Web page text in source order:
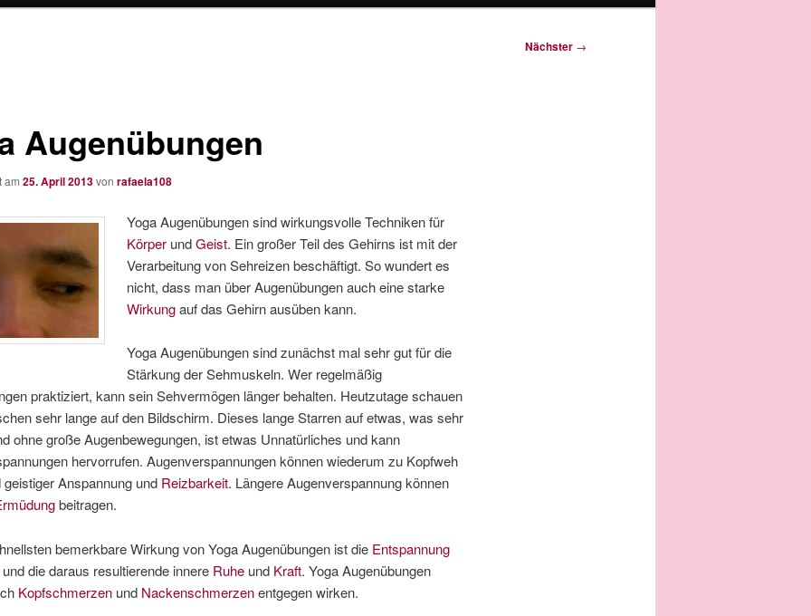
Nächster →
Augenübungen
am 25. April 2013von rafaela108
Yoga Augenübungen sind wirkungsvolle Techniken für
Körper undGeist. Ein großer Teil des Gehirns ist mit der
Verarbeitung von Sehreizen beschäftigt. So wundert es
nicht, dass man über Augenübungen auch eine starke
Wirkungauf das Gehirn ausüben kann.
Yoga Augenübungen sind zunächst mal sehr gut für die
Stärkung der Sehmuskeln. Wer regelmäßig
praktiziert, kann sein Sehvermögen länger behalten. Heutzutage schauen
sehr lange auf den Bildschirm. Dieses lange Starren auf etwas, was sehr
ohne große Augenbewegungen, ist etwas Unnatürliches und kann
hervorrufen. Augenverspannungen können wiederum zu Kopfweh
geistiger Anspannung und Reizbarkeit. Längere Augenverspannung können
beitragen.
bemerkbare Wirkung von Yoga Augenübungen ist die Entspannung
die daraus resultierende innere Ruheund Kraft. Yoga Augenübungen
Kopfschmerzenund Nackenschmerzenentgegen wirken.